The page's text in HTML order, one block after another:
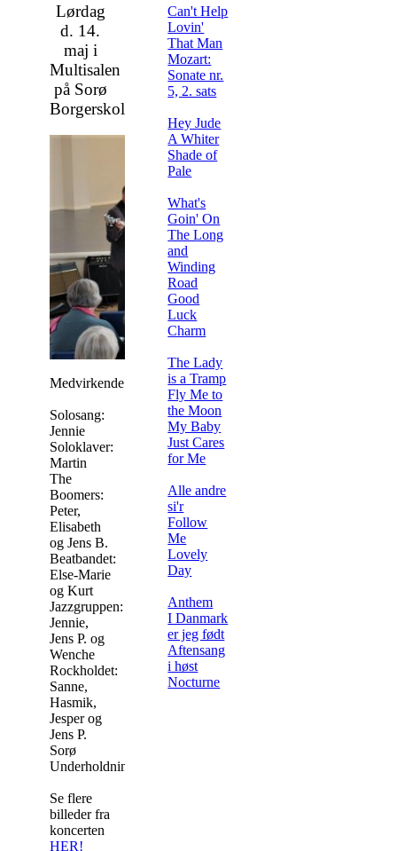
Lørdag
d. 14.
maj i
Multisalen
på Sorø
Borgerskole
Medvirkende:
Solosang:
Jennie
Soloklaver:
Martin
The
Boomers:
Peter,
Elisabeth
og Jens B.
Beatbandet:
Else-Marie
og Kurt
Jazzgruppen:
Jennie,
Jens P. og
Wenche
Rockholdet:
Sanne,
Hasmik,
Jesper og
Jens P.
Sorø
Underholdningskor
Se flere
billeder fra
koncerten
HER!
Can't Help
Lovin'
That Man
Mozart:
Sonate nr.
5, 2. sats
Hey Jude
A Whiter
Shade of
Pale
What's
Goin' On
The Long
and
Winding
Road
Good
Luck
Charm
The Lady
is a Tramp
Fly Me to
the Moon
My Baby
Just Cares
for Me
Alle andre
si'r
Follow
Me
Lovely
Day
Anthem
I Danmark
er jeg født
Aftensang
i høst
Nocturne